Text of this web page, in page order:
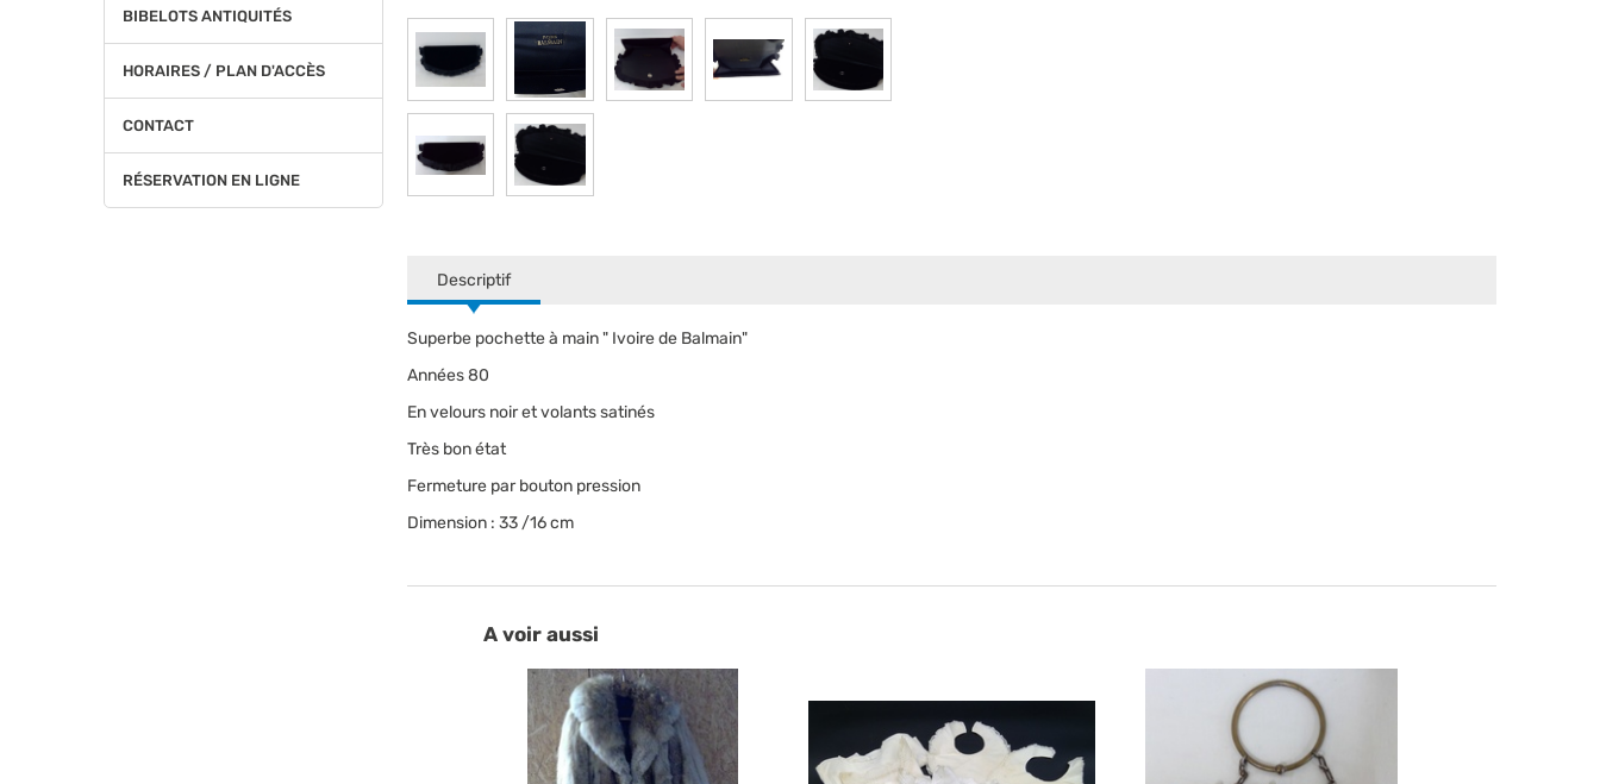
BIBELOTS ANTIQUITÉS
HORAIRES / PLAN D'ACCÈS
CONTACT
RÉSERVATION EN LIGNE
Descriptif
Superbe pochette à main " Ivoire de Balmain"
Années 80
En velours noir et volants satinés
Très bon état
Fermeture par bouton pression
Dimension : 33 /16 cm
A voir aussi